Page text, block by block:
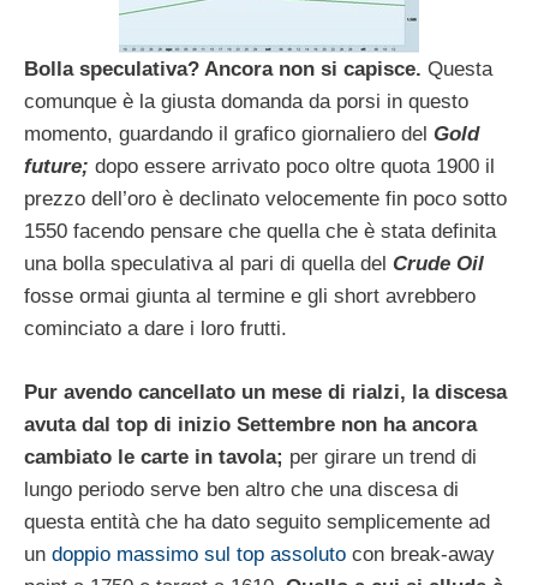
Bolla speculativa? Ancora non si capisce. Questa
comunque è la giusta domanda da porsi in questo
momento, guardando il grafico giornaliero del Gold
future; dopo essere arrivato poco oltre quota 1900 il
prezzo dell’oro è declinato velocemente fin poco sotto
1550 facendo pensare che quella che è stata definita
una bolla speculativa al pari di quella del Crude Oil
fosse ormai giunta al termine e gli short avrebbero
cominciato a dare i loro frutti.
Pur avendo cancellato un mese di rialzi, la discesa
avuta dal top di inizio Settembre non ha ancora
cambiato le carte in tavola; per girare un trend di
lungo periodo serve ben altro che una discesa di
questa entità che ha dato seguito semplicemente ad
un doppio massimo sul top assoluto con break-away